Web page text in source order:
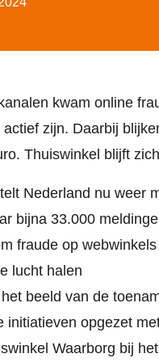
kwam online
zijn. Daarbij
Thuiswinkel blijft
Nederland nu weer
bijna 33.000
fraude op
lucht halen
beeld van de
initiatieven opgezet
Waarborg bij